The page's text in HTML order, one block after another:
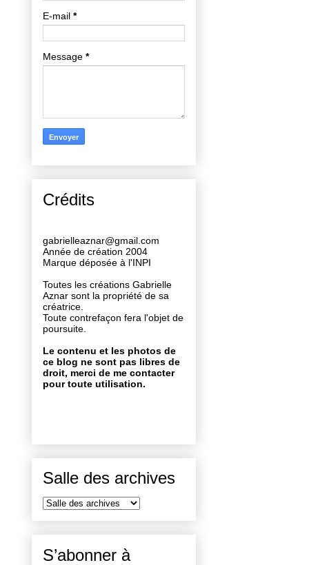
E-mail *
Message *
Crédits
gabrielleaznar@gmail.com
Année de création 2004
Marque déposée à l'INPI
Toutes les créations Gabrielle
Aznar sont la propriété de sa
créatrice.
Toute contrefaçon fera l'objet de
poursuite.
Le contenu et les photos de
ce blog ne sont pas libres de
droit, merci de me contacter
pour toute utilisation.
Salle des archives
S’abonner à